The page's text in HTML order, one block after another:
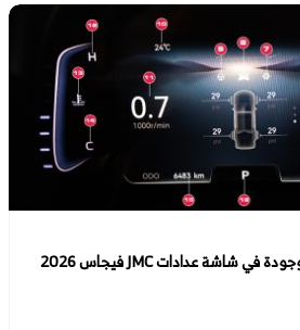
أهم العلامات التحذيرية الموجودة في شاشة عدادات JMC فيجاس 2026